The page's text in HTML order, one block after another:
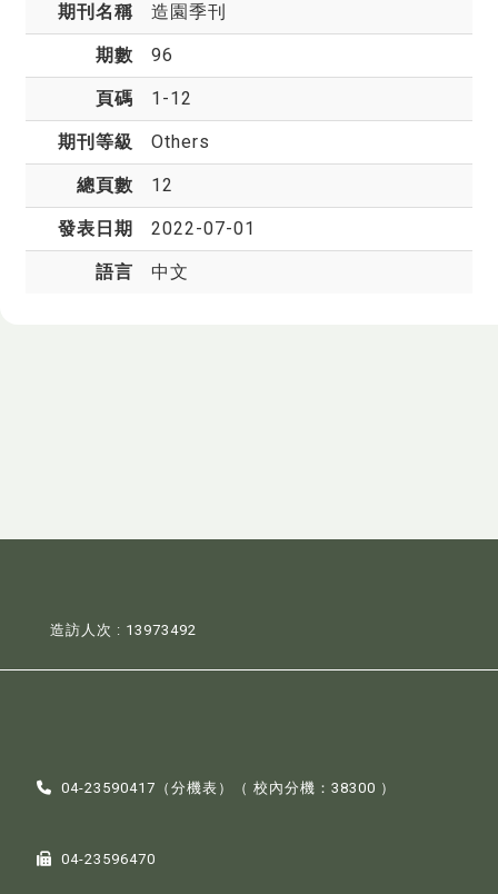
期刊名稱 造園季刊
期數 96
頁碼 1-12
期刊等級 Others
總頁數 12
發表日期 2022-07-01
語言 中文
造訪人次 : 13973492
04-23590417（分機表 ）（ 校內分機：38300 ）
04-23596470